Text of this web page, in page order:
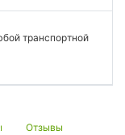
транспортной
Отзывы